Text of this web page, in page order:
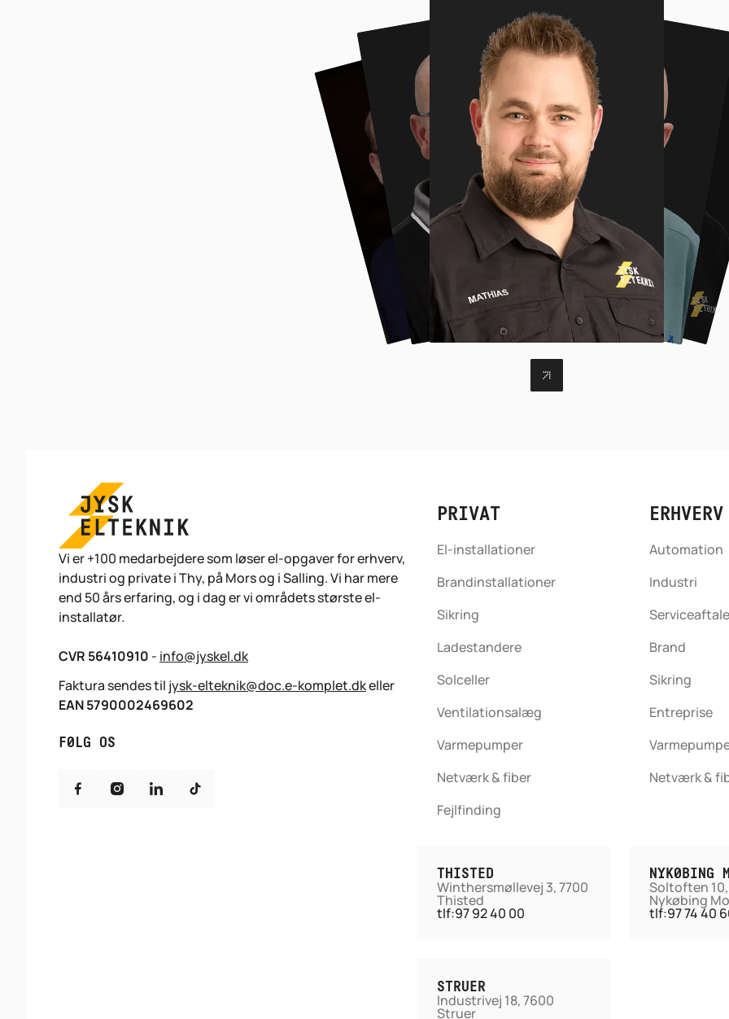
Vi er +100 medarbejdere som løser el-opgaver for erhverv,
industri og private i Thy, på Mors og i Salling. Vi har mere
end 50 års erfaring, og i dag er vi områdets største el-
installatør.
CVR 56410910 - info@jyskel.dk
Faktura sendes til jysk-elteknik@doc.e-komplet.dkeller
EAN 5790002469602
FØLG OS
PRIVAT
El-installationer
Brandinstallationer
Sikring
Ladestandere
Solceller
Ventilationsalæg
Varmepumper
Netværk & fiber
Fejlfinding
ERHVERV
Automation
Industri
Serviceaftale
Brand
Sikring
Entreprise
Netværk &
THISTED
Winthersmøllevej 3, 7700
Thisted
tlf:97 92 40 00
NYKØBING
Soltoften
Nykøbing
tlf:97 74 40
STRUER
Industrivej 18, 7600
Struer